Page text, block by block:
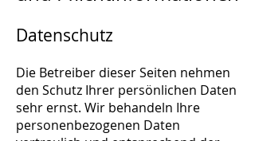
Datenschutz
Die Betreiber dieser Seiten nehmen
den Schutz Ihrer persönlichen Daten
sehr ernst. Wir behandeln Ihre
personenbezogenen Daten